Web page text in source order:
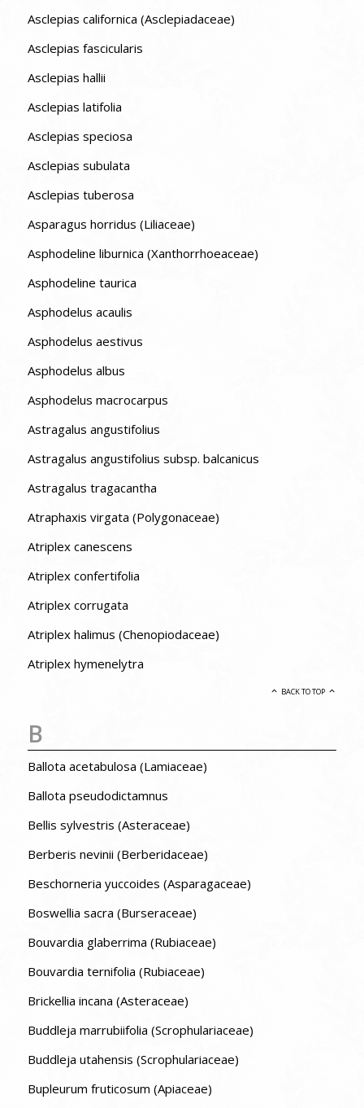
Asclepias californica (Asclepiadaceae)
Asclepias fascicularis
Asclepias hallii
Asclepias latifolia
Asclepias speciosa
Asclepias subulata
Asclepias tuberosa
Asparagus horridus (Liliaceae)
Asphodeline liburnica (Xanthorrhoeaceae)
Asphodeline taurica
Asphodelus acaulis
Asphodelus aestivus
Asphodelus albus
Asphodelus macrocarpus
Astragalus angustifolius
Astragalus angustifolius subsp. balcanicus
Astragalus tragacantha
Atraphaxis virgata (Polygonaceae)
Atriplex canescens
Atriplex confertifolia
Atriplex corrugata
Atriplex halimus (Chenopiodaceae)
Atriplex hymenelytra
BACK TO TOP
B
Ballota acetabulosa (Lamiaceae)
Ballota pseudodictamnus
Bellis sylvestris (Asteraceae)
Berberis nevinii (Berberidaceae)
Beschorneria yuccoides (Asparagaceae)
Boswellia sacra (Burseraceae)
Bouvardia glaberrima (Rubiaceae)
Bouvardia ternifolia (Rubiaceae)
Brickellia incana (Asteraceae)
Buddleja marrubiifolia (Scrophulariaceae)
Buddleja utahensis (Scrophulariaceae)
Bupleurum fruticosum (Apiaceae)